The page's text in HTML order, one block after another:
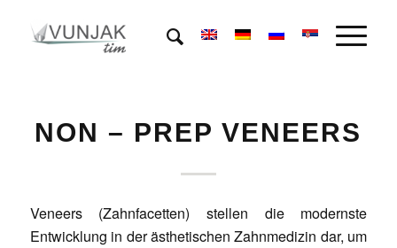
NON – PREP VENEERS
Veneers (Zahnfacetten) stellen die modernste
Entwicklung in der ästhetischen Zahnmedizin dar, um